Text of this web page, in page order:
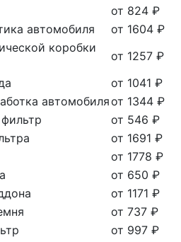
от 824 ₽
автомобиля
от 1604 ₽
коробки
от 1257 ₽
от 1041 ₽
автомобиляот 1344 ₽
от 546 ₽
от 1691 ₽
от 1778 ₽
от 650 ₽
от 1171 ₽
от 737 ₽
от 997 ₽